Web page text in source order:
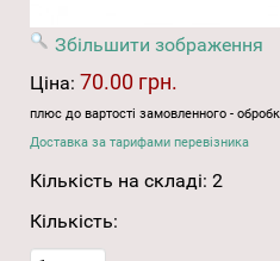
Збільшити зображення
Ціна: 70.00 грн.
плюс до вартості замовленного -
Доставка за тарифами перевізника
Кількість на складі: 2
Кількість: